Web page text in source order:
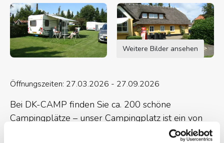
Weitere Bilder ansehen
Öffnungszeiten: 27.03.2026 - 27.09.2026
Bei DK-CAMP finden Sie ca. 200 schöne
Campingplätze – unser Campingplatz ist ein von